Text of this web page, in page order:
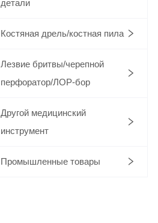
детали
Костяная дрель/костная пила
Лезвие бритвы/черепной
перфоратор/ЛОР-бор
Другой медицинский
инструмент
Промышленные товары